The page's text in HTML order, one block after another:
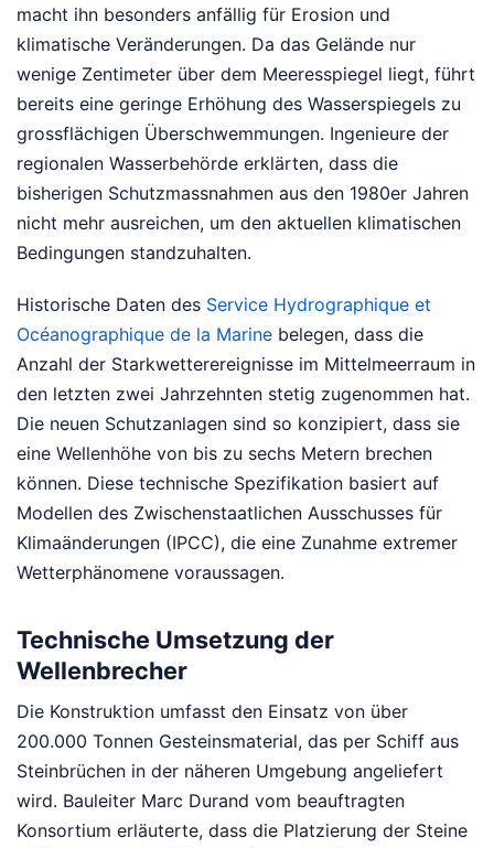
macht ihn besonders anfällig für Erosion und
klimatische Veränderungen. Da das Gelände nur
wenige Zentimeter über dem Meeresspiegel liegt, führt
bereits eine geringe Erhöhung des Wasserspiegels zu
grossflächigen Überschwemmungen. Ingenieure der
regionalen Wasserbehörde erklärten, dass die
bisherigen Schutzmassnahmen aus den 1980er Jahren
nicht mehr ausreichen, um den aktuellen klimatischen
Bedingungen standzuhalten.
Historische Daten des Service Hydrographique et
Océanographique de la Marine belegen, dass die
Anzahl der Starkwetterereignisse im Mittelmeerraum in
den letzten zwei Jahrzehnten stetig zugenommen hat.
Die neuen Schutzanlagen sind so konzipiert, dass sie
eine Wellenhöhe von bis zu sechs Metern brechen
können. Diese technische Spezifikation basiert auf
Modellen des Zwischenstaatlichen Ausschusses für
Klimaänderungen (IPCC), die eine Zunahme extremer
Wetterphänomene voraussagen.
Technische Umsetzung der
Wellenbrecher
Die Konstruktion umfasst den Einsatz von über
200.000 Tonnen Gesteinsmaterial, das per Schiff aus
Steinbrüchen in der näheren Umgebung angeliefert
wird. Bauleiter Marc Durand vom beauftragten
Konsortium erläuterte, dass die Platzierung der Steine